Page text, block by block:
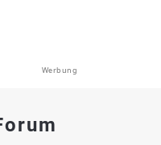
Werbung